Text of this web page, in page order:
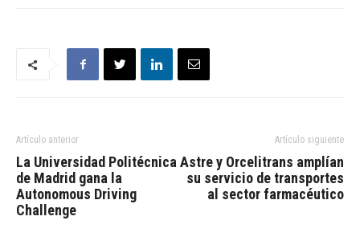
Artículo anterior
La Universidad Politécnica
de Madrid gana la
Autonomous Driving
Challenge
Artículo siguiente
Astre y Orcelitrans amplían
su servicio de transportes
al sector farmacéutico